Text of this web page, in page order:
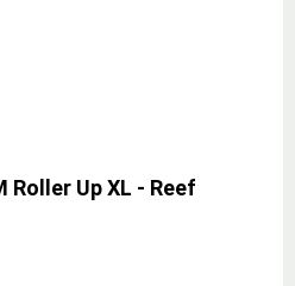
Roller Up XL - Reef